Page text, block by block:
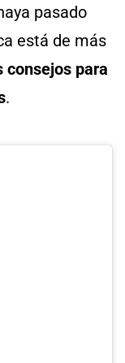
pasado
está de más
consejos para
.